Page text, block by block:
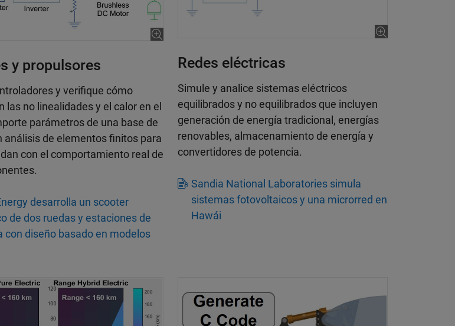
y propulsores
y verifique cómo
las no linealidades y el calor en el
parámetros de una base de
análisis de elementos finitos para
con el comportamiento real de
desarrolla un scooter
de dos ruedas y estaciones de
con diseño basado en modelos
Redes eléctricas
Simule y analice sistemas eléctricos
equilibrados y no equilibrados que incluyen
generación de energía tradicional, energías
renovables, almacenamiento de energía y
convertidores de potencia.
Sandia National Laboratories simula
sistemas fotovoltaicos y una microrred en
Hawái